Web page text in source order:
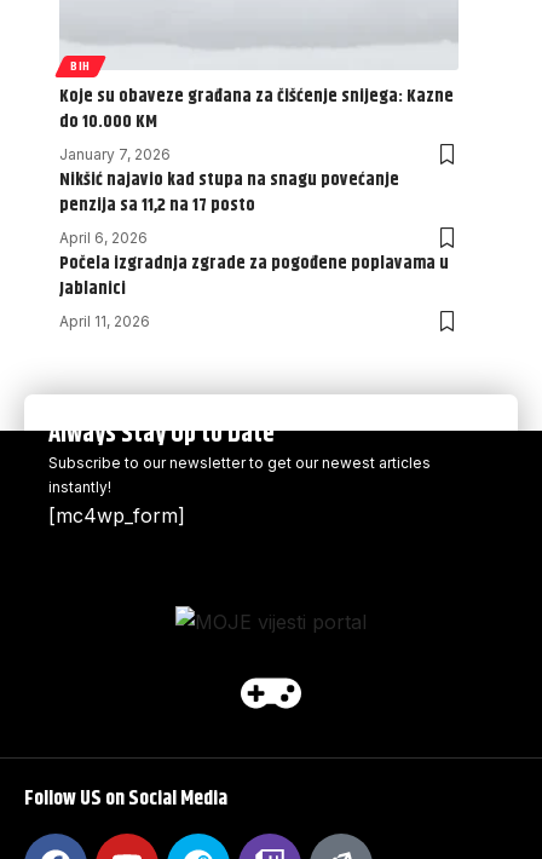
BIH
Koje su obaveze građana za čišćenje snijega: Kazne
do 10.000 KM
January 7, 2026
Nikšić najavio kad stupa na snagu povećanje
penzija sa 11,2 na 17 posto
April 6, 2026
Počela izgradnja zgrade za pogođene poplavama u
Jablanici
April 11, 2026
Always Stay Up to Date
Subscribe to our newsletter to get our newest articles
instantly!
[mc4wp_form]
Follow US on Social Media